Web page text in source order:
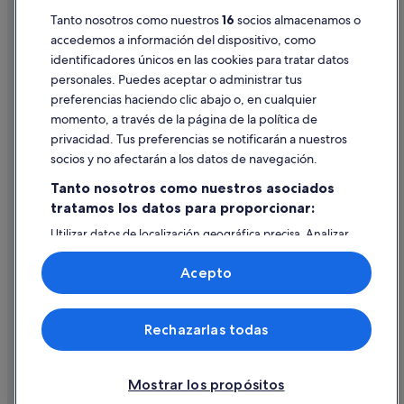
Hoteles con spa en Rojales
Pautas sobre el contenido y cómo denunciar contenido
Ayuda
Cancelar un vuelo
Cancelar una reserva de hotel o de un alquiler vacacional
Utilizar un cupón de Expedia
Documentos para viajes internacionales
© 2026 Expedia, Inc., una empresa de Expedia Group. Todos los
derechos reservados. Expedia y el logotipo de Expedia son marcas
comerciales o marcas comerciales registradas de Expedia, Inc.
Tanto nosotros como nuestros16 socios almacenamos o
accedemos a información del dispositivo, como
identificadores únicos en las cookies para tratar datos
personales. Puedes aceptar o administrar tus
preferencias haciendo clic abajo o, en cualquier
momento, a través de la página de la política de
privacidad. Tus preferencias se notificarán a nuestros
socios y no afectarán a los datos de navegación.
Tanto nosotros como nuestros asociados
tratamos los datos para proporcionar:
Utilizar datos de localización geográfica precisa. Analizar
activamente las características del dispositivo para su
identificación. Almacenar la información en un dispositivo
y/o acceder a ella. Publicidad y contenido personalizados,
medición de publicidad y contenido, investigación de
audiencia y desarrollo de servicios.
Lista de asociados (proveedores)
Mostrar los propósitos
Rechazarlas todas
Acepto